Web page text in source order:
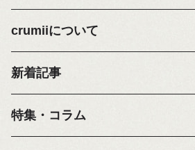
crumiiについて
新着記事
特集・コラム